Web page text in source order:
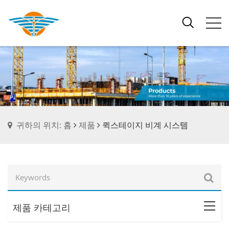
귀하의 위치: 홈 제품 퀵스테이지 비계 시스템
제품 카테고리